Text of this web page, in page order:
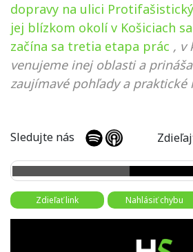
dopravy na ulici
jej blízkom okolí v Košiciach
začína sa tretia etapa prác , v
venujeme inej oblasti a
zaujímavé pohľady a praktické
Sledujte nás
Zdieľať link Nahlásiť chybu